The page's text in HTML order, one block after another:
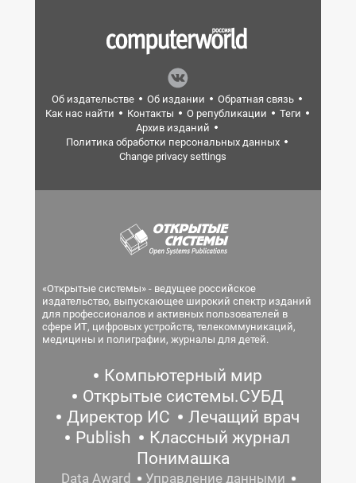
Об издательстве Об издании
Обратная связь
Как нас найти
Контакты О републикации
Теги
Архив изданий
Политика обработки персональных данных
Change privacy settings
«Открытые системы» - ведущее российское
издательство, выпускающее широкий спектр изданий
для профессионалов и активных пользователей в
сфере ИТ, цифровых устройств, телекоммуникаций,
медицины и полиграфии, журналы для детей.
Компьютерный мир
Открытые системы.СУБД
Директор ИС
Лечащий врач
Publish
Классный журнал
Понимашка
Data Award Управление данными